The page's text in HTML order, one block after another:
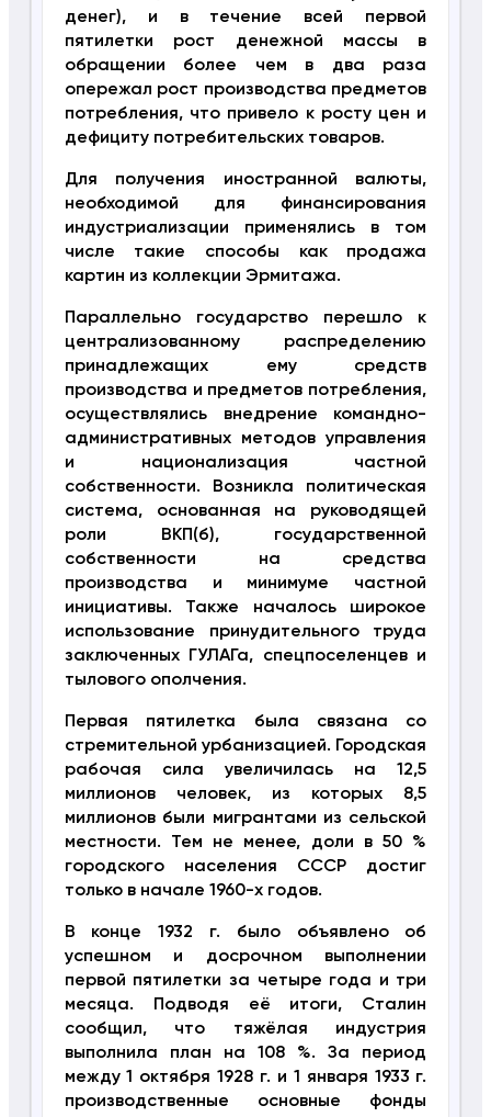
денег), и в течение всей первой
пятилетки рост денежной массы в
обращении более чем в два раза
опережал рост производства предметов
потребления, что привело к росту цен и
дефициту потребительских товаров.
Для получения иностранной валюты,
необходимой для финансирования
индустриализации применялись в том
числе такие способы как продажа
картин из коллекции Эрмитажа.
Параллельно государство перешло к
централизованному распределению
принадлежащих ему средств
производства и предметов потребления,
осуществлялись внедрение командно-
административных методов управления
и национализация частной
собственности. Возникла политическая
система, основанная на руководящей
роли ВКП(б), государственной
собственности на средства
производства и минимуме частной
инициативы. Также началось широкое
использование принудительного труда
заключенных ГУЛАГа, спецпоселенцев и
тылового ополчения.
Первая пятилетка была связана со
стремительной урбанизацией. Городская
рабочая сила увеличилась на 12,5
миллионов человек, из которых 8,5
миллионов были мигрантами из сельской
местности. Тем не менее, доли в 50 %
городского населения СССР достиг
только в начале 1960-х годов.
В конце 1932 г. было объявлено об
успешном и досрочном выполнении
первой пятилетки за четыре года и три
месяца. Подводя её итоги, Сталин
сообщил, что тяжёлая индустрия
выполнила план на 108 %. За период
между 1 октября 1928 г. и 1 января 1933 г.
производственные основные фонды